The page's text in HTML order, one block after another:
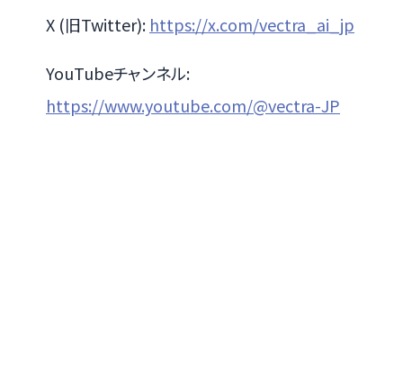
X (旧Twitter): https://x.com/vectra_ai_jp
YouTubeチャンネル:
https://www.youtube.com/@vectra-JP